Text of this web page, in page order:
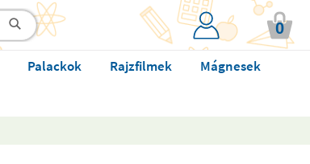
0
Palackok Rajzfilmek
Mágnesek